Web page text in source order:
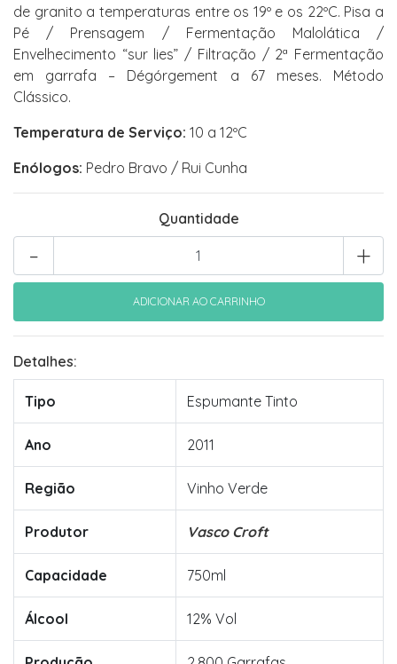
de granito a temperaturas entre os 19º e os 22ºC. Pisa a
Pé / Prensagem / Fermentação Malolática /
Envelhecimento “sur lies” / Filtração / 2ª Fermentação
em garrafa – Dégórgement a 67 meses. Método
Clássico.
Temperatura de Serviço: 10 a 12ºC
Enólogos: Pedro Bravo / Rui Cunha
Quantidade
+
-
Detalhes:
Tipo Espumante Tinto
Ano 2011
Região Vinho Verde
Produtor Vasco Croft
Capacidade 750ml
Álcool 12% Vol